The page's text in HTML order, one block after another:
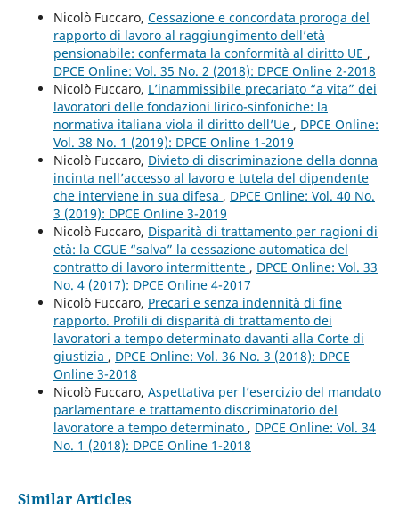
Nicolò Fuccaro, Cessazione e concordata proroga del
rapporto di lavoro al raggiungimento dell’età
pensionabile: confermata la conformità al diritto UE ,
DPCE Online: Vol. 35 No. 2 (2018): DPCE Online 2-2018
Nicolò Fuccaro, L’inammissibile precariato “a vita” dei
lavoratori delle fondazioni lirico-sinfoniche: la
normativa italiana viola il diritto dell’Ue , DPCE Online:
Vol. 38 No. 1 (2019): DPCE Online 1-2019
Nicolò Fuccaro, Divieto di discriminazione della donna
incinta nell’accesso al lavoro e tutela del dipendente
che interviene in sua difesa , DPCE Online: Vol. 40 No.
3 (2019): DPCE Online 3-2019
Nicolò Fuccaro, Disparità di trattamento per ragioni di
età: la CGUE “salva” la cessazione automatica del
contratto di lavoro intermittente , DPCE Online: Vol. 33
No. 4 (2017): DPCE Online 4-2017
Nicolò Fuccaro, Precari e senza indennità di fine
rapporto. Profili di disparità di trattamento dei
lavoratori a tempo determinato davanti alla Corte di
giustizia , DPCE Online: Vol. 36 No. 3 (2018): DPCE
Online 3-2018
Nicolò Fuccaro, Aspettativa per l’esercizio del mandato
parlamentare e trattamento discriminatorio del
lavoratore a tempo determinato , DPCE Online: Vol. 34
No. 1 (2018): DPCE Online 1-2018
Similar Articles